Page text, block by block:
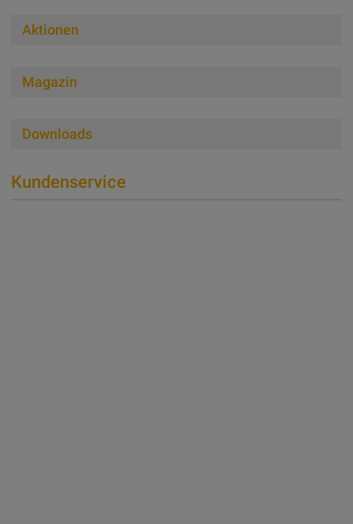
Aktionen
Magazin
Downloads
Kundenservice